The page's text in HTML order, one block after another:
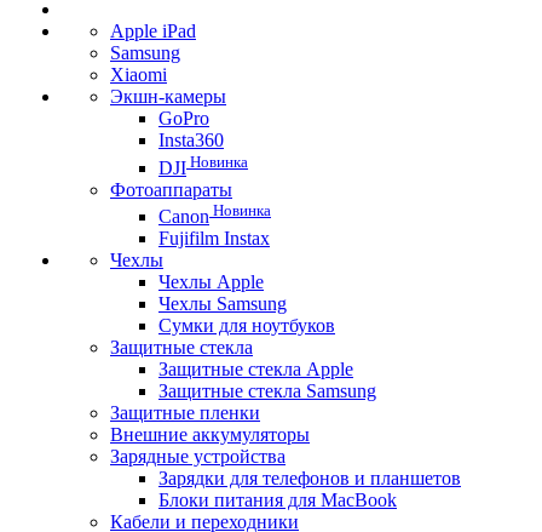
Apple iPad
Samsung
Xiaomi
Экшн-камеры
GoPro
Insta360
DJI Новинка
Фотоаппараты
Canon Новинка
Fujifilm Instax
Чехлы
Чехлы Apple
Чехлы Samsung
Сумки для ноутбуков
Защитные стекла
Защитные стекла Apple
Защитные стекла Samsung
Защитные пленки
Внешние аккумуляторы
Зарядные устройства
Зарядки для телефонов и планшетов
Блоки питания для MacBook
Кабели и переходники